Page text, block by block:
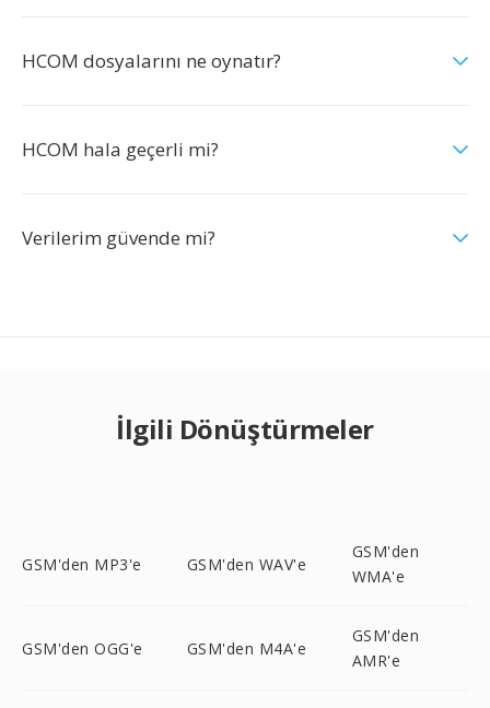
HCOM dosyalarını ne oynatır?
HCOM hala geçerli mi?
Verilerim güvende mi?
İlgili Dönüştürmeler
GSM'den MP3'e GSM'den WAV'e
GSM'den
WMA'e
GSM'den OGG'e GSM'den M4A'e
GSM'den
AMR'e